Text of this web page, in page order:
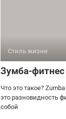
Стиль жизни
Зумба-фитнес
Что это такое?
это разновидность
собой